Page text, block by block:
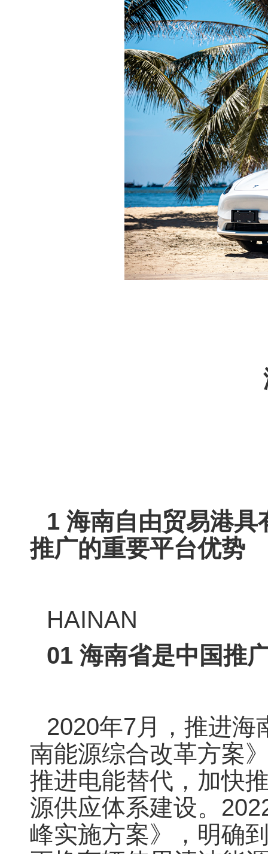
1 海南自由贸易港具
推广的重要平台优势
HAINAN
01 海南省是中国推
2020年7月，推进海
南能源综合改革方案
推进电能替代，加快
源供应体系建设。
峰实施方案》，明确